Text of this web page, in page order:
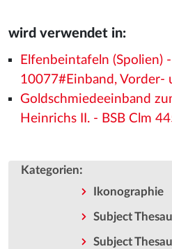
wird verwendet in:
Elfenbeintafeln (Spolien)
10077#Einband, Vorder-
Goldschmiedeeinband
Heinrichs II. - BSB Clm
Kategorien:
Ikonographie
Subject
Subject